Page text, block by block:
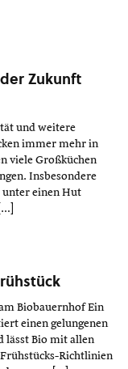
Zukunft
und weitere
immer mehr in
viele Großküchen
Insbesondere
unter einen Hut
Biobauernhof Ein
einen gelungenen
lässt Bio mit allen
Richtlinien